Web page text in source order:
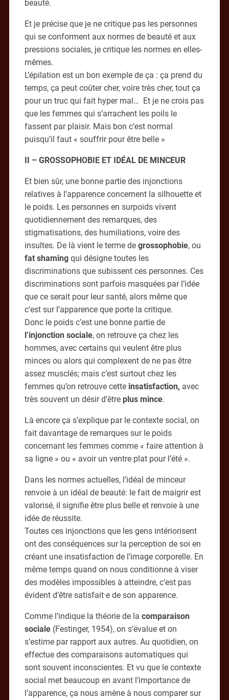
beauté.
Et je précise que je ne critique pas les personnes
qui se conforment aux normes de beauté et aux
pressions sociales, je critique les normes en elles-
mêmes.
L’épilation est un bon exemple de ça : ça prend du
temps, ça peut coûter cher, voire très cher, tout ça
pour un truc qui fait hyper mal… Et je ne crois pas
que les femmes qui s’arrachent les poils le
fassent par plaisir. Mais bon c’est normal
puisqu’il faut « souffrir pour être belle »
II – GROSSOPHOBIE ET IDÉAL DE MINCEUR
Et bien sûr, une bonne partie des injonctions
relatives à l’apparence concernent la silhouette et
le poids. Les personnes en surpoids vivent
quotidiennement des remarques, des
stigmatisations, des humiliations, voire des
insultes. De là vient le terme de grossophobie, ou
fat shaming qui désigne toutes les
discriminations que subissent ces personnes. Ces
discriminations sont parfois masquées par l’idée
que ce serait pour leur santé, alors même que
c’est sur l’apparence que porte la critique.
Donc le poids c’est une bonne partie de
l’injonction sociale, on retrouve ça chez les
hommes, avec certains qui veulent être plus
minces ou alors qui complexent de ne pas être
assez musclés; mais c’est surtout chez les
femmes qu’on retrouve cette insatisfaction, avec
très souvent un désir d’être plus mince.
Là encore ça s’explique par le contexte social, on
fait davantage de remarques sur le poids
concernant les femmes comme « faire attention à
sa ligne » ou « avoir un ventre plat pour l’été ».
Dans les normes actuelles, l’idéal de minceur
renvoie à un idéal de beauté: le fait de maigrir est
valorisé, il signifie être plus belle et renvoie à une
idée de réussite.
Toutes ces injonctions que les gens intériorisent
ont des conséquences sur la perception de soi en
créant une insatisfaction de l’image corporelle. En
même temps quand on nous conditionne à viser
des modèles impossibles à atteindre, c’est pas
évident d’être satisfait·e de son apparence.
Comme l’indique la théorie de la comparaison
sociale (Festinger, 1954), on s’évalue et on
s’estime par rapport aux autres. Au quotidien, on
effectue des comparaisons automatiques qui
sont souvent inconscientes. Et vu que le contexte
social met beaucoup en avant l’importance de
l’apparence, ça nous amène à nous comparer sur